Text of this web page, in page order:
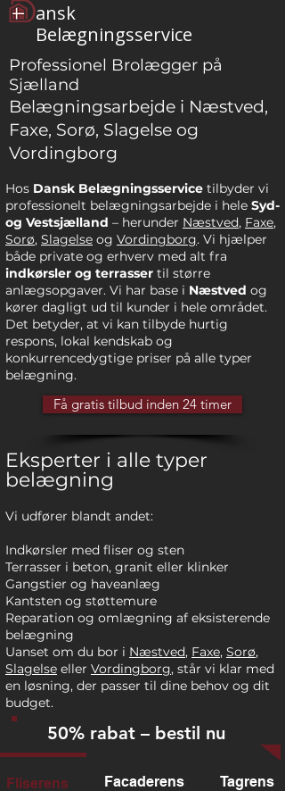
ansk
Belægningsservice
Professionel Brolægger på
Sjælland
Belægningsarbejde i Næstved,
Faxe, Sorø, Slagelse og
Vordingborg
Hos Dansk Belægningsservice tilbyder vi
professionelt belægningsarbejde i hele Syd-
og Vestsjælland – herunder Næstved, Faxe,
Sorø, Slagelse og Vordingborg. Vi hjælper
både private og erhverv med alt fra
indkørsler og terrasser til større
anlægsopgaver. Vi har base i Næstved og
kører dagligt ud til kunder i hele området.
Det betyder, at vi kan tilbyde hurtig
respons, lokal kendskab og
konkurrencedygtige priser på alle typer
belægning.
Eksperter i alle typer
belægning
Vi udfører blandt andet:
Indkørsler med fliser og sten
Terrasser i beton, granit eller klinker
Gangstier og haveanlæg
Kantsten og støttemure
Reparation og omlægning af eksisterende
belægning
Uanset om du bor i Næstved, Faxe, Sorø,
Slagelse eller Vordingborg, står vi klar med
en løsning, der passer til dine behov og dit
budget.
Få gratis tilbud inden 24 timer
50% rabat – bestil nu
Fliserens Facaderens Tagrens